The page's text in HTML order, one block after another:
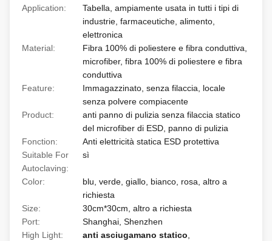
Application:
Tabella, ampiamente usata in tutti i tipi di
industrie, farmaceutiche, alimento,
elettronica
Material:
Fibra 100% di poliestere e fibra conduttiva,
microfiber, fibra 100% di poliestere e fibra
conduttiva
Feature:
Immagazzinato, senza filaccia, locale
senza polvere compiacente
Product:
anti panno di pulizia senza filaccia statico
del microfiber di ESD, panno di pulizia
Fonction:
Anti elettricità statica ESD protettiva
Suitable For
Autoclaving:
sì
Color:
blu, verde, giallo, bianco, rosa, altro a
richiesta
Size:
30cm*30cm, altro a richiesta
Port:
Shanghai, Shenzhen
High Light:
anti asciugamano statico